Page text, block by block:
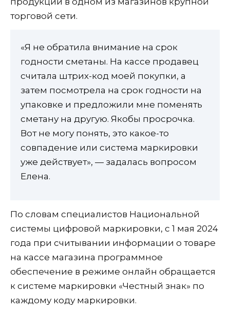
торговой сети.
«Я не обратила внимание на срок
годности сметаны. На кассе продавец
считала штрих-код моей покупки, а
затем посмотрела на срок годности на
упаковке и предложили мне поменять
сметану на другую. Якобы просрочка.
Вот не могу понять, это какое-то
совпадение или система маркировки
уже действует», — задалась вопросом
Елена.
По словам специалистов Национальной
системы цифровой маркировки, с 1 мая 2024
года при считывании информации о товаре
на кассе магазина программное
обеспечение в режиме онлайн обращается
к системе маркировки «Честный знак» по
каждому коду маркировки.